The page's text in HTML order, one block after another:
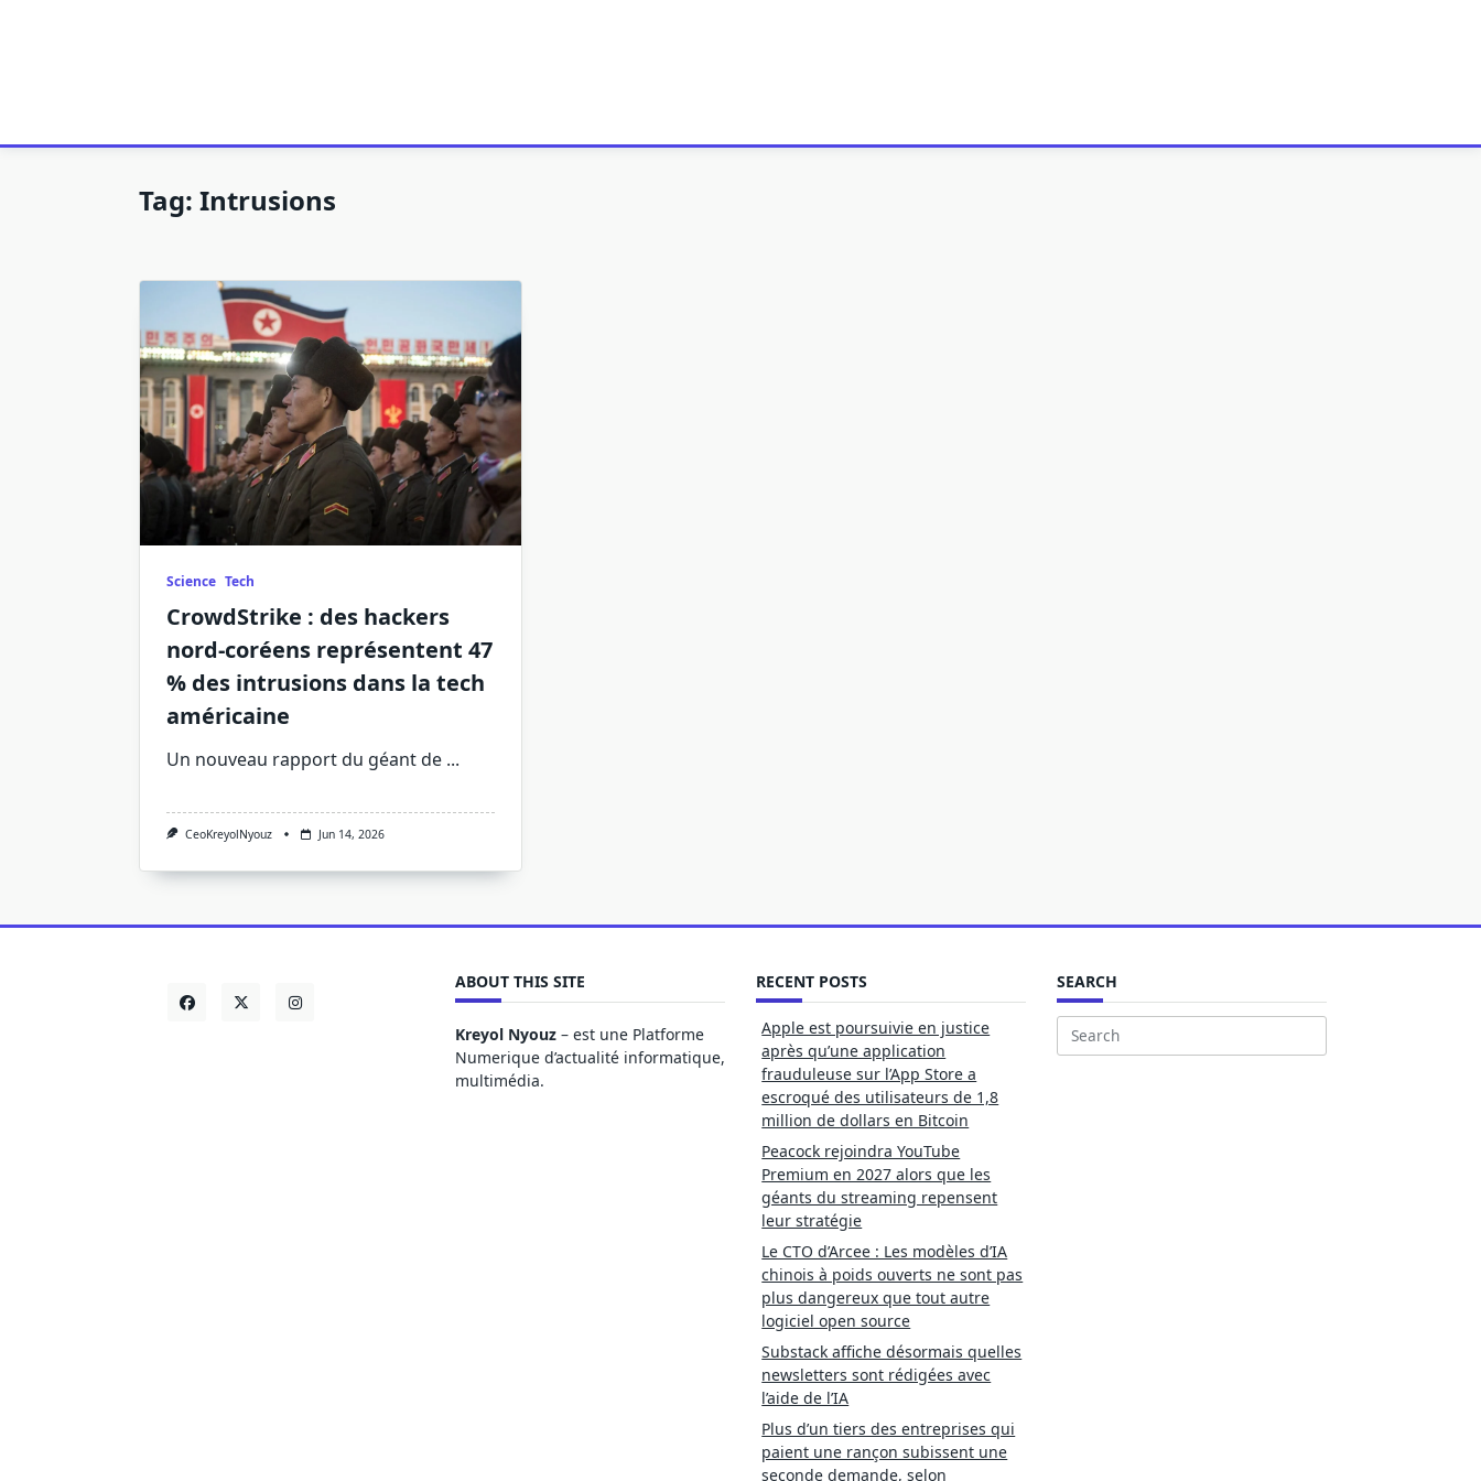
Tag: Intrusions
Science Tech
CrowdStrike : des hackers
nord-coréens représentent 47
% des intrusions dans la tech
américaine
Un nouveau rapport du géant de ...
CeoKreyolNyouz Jun 14, 2026
ABOUT THIS SITE
Kreyol Nyouz – est une Platforme
Numerique d’actualité informatique,
multimédia.
RECENT POSTS
Apple est poursuivie en justice
après qu’une application
frauduleuse sur l’App Store a
escroqué des utilisateurs de 1,8
million de dollars en Bitcoin
Peacock rejoindra YouTube
Premium en 2027 alors que les
géants du streaming repensent
leur stratégie
Le CTO d’Arcee : Les modèles d’IA
chinois à poids ouverts ne sont pas
plus dangereux que tout autre
logiciel open source
Substack affiche désormais quelles
newsletters sont rédigées avec
l’aide de l’IA
Plus d’un tiers des entreprises qui
paient une rançon subissent une
seconde demande, selon
SEARCH
Search